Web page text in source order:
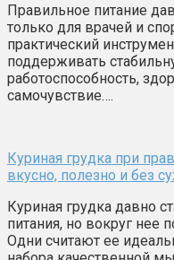
Правильное питание
только для врачей и
практический
поддерживать
работоспособность,
самочувствие….
Куриная грудка при
вкусно, полезно и без
Куриная грудка давно
питания, но вокруг нее
Одни считают ее